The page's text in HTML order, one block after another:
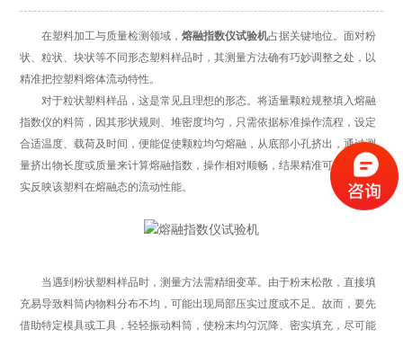
在塑料加工与质量检测领域，熔融指数仪试验机占据关键地位。面对粉
状、粒状、块状等不同形态塑料样品时，其测量方法确有巧妙调整之处，以
精准把控塑料熔体流动特性。
对于粒状塑料样品，这是常见且理想的形态。将适量颗粒规整填入熔融
指数仪的料筒，因其形状规则、堆密度均匀，只需依据标准操作流程，设定
合适温度、载荷及时间，便能促使颗粒均匀熔融，从底部小孔挤出，通过测
量挤出物长度或质量来计算熔融指数，操作相对顺畅，结果精准可靠，能如
实反映该塑料在熔融态的流动性能。
当遇到粉状塑料样品时，测量方法需精细变革。由于粉末松散，直接填
充易导致料筒内物料分布不均，可能出现局部压实过度或不足。故而，要先
借助特定模具或工具，轻轻振动料筒，使粉末均匀沉降、密实填充，尽可能